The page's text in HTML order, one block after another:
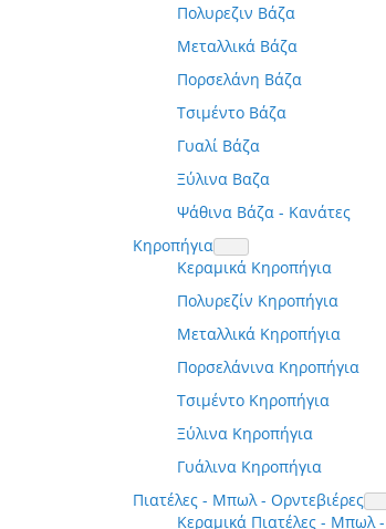
Πολυρεζιν Βάζα
Μεταλλικά Βάζα
Πορσελάνη Βάζα
Τσιμέντο Βάζα
Γυαλί Βάζα
Ξύλινα Βαζα
Ψάθινα Βάζα - Κανάτες
Κηροπήγια
Κεραμικά Κηροπήγια
Πολυρεζίν Κηροπήγια
Μεταλλικά Κηροπήγια
Πορσελάνινα Κηροπήγια
Τσιμέντο Κηροπήγια
Ξύλινα Κηροπήγια
Γυάλινα Κηροπήγια
Πιατέλες - Μπωλ - Ορντεβιέρες
Κεραμικά Πιατέλες - Μπωλ